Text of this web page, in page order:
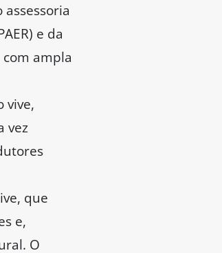
e da
ampla
vive,
vez
que
e,
O